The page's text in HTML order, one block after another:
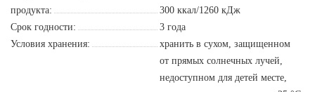
продукта:
300 ккал/1260 кДж
Срок годности:
3 года
Условия хранения:
хранить в сухом, защищенном
от прямых солнечных лучей,
недоступном для детей месте,